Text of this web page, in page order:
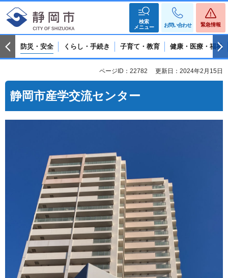
検索
メニュー
お問い合わせ 緊急情報
防災・安全 くらし・手続き 子育て・教育 健康・医療・福祉
ページID：22782 更新日：2024年2月15日
静岡市産学交流センター